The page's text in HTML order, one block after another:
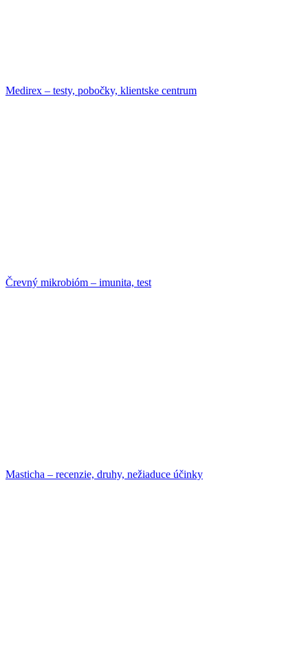
Medirex – testy, pobočky, klientske centrum
Črevný mikrobióm – imunita, test
Masticha – recenzie, druhy, nežiaduce účinky